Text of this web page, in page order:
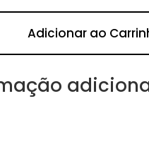
Adicionar ao